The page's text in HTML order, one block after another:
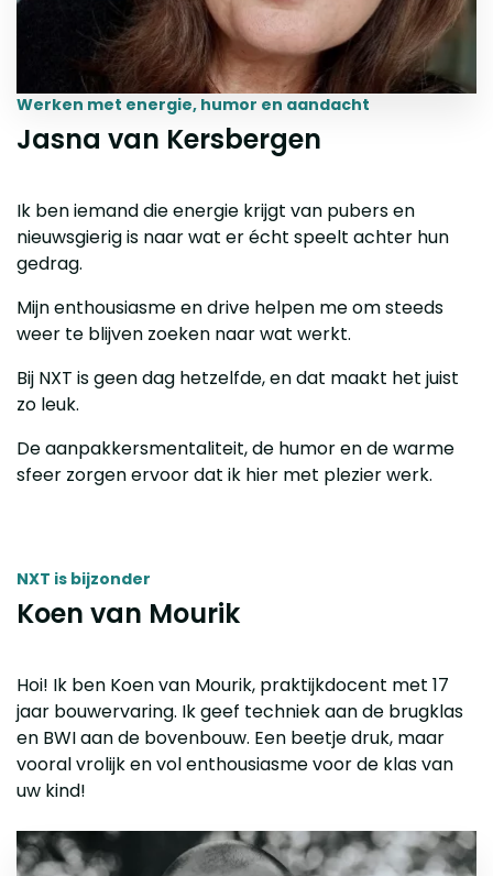
Werken met energie, humor en aandacht
Jasna van Kersbergen
Ik ben iemand die energie krijgt van pubers en
nieuwsgierig is naar wat er écht speelt achter hun
gedrag.
Mijn enthousiasme en drive helpen me om steeds
weer te blijven zoeken naar wat werkt.
Bij NXT is geen dag hetzelfde, en dat maakt het juist
zo leuk.
De aanpakkersmentaliteit, de humor en de warme
sfeer zorgen ervoor dat ik hier met plezier werk.
NXT is bijzonder
Koen van Mourik
Hoi! Ik ben Koen van Mourik, praktijkdocent met 17
jaar bouwervaring. Ik geef techniek aan de brugklas
en BWI aan de bovenbouw. Een beetje druk, maar
vooral vrolijk en vol enthousiasme voor de klas van
uw kind!